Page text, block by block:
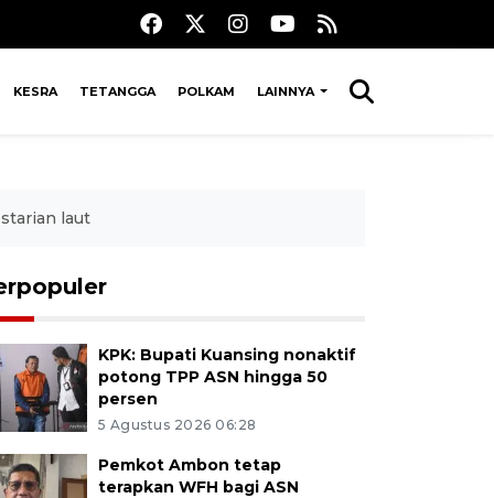
KESRA TETANGGA POLKAM LAINNYA
laut
KPK: Bupati Kuansing nonaktif
potong TPP ASN hingga 50
persen
5 Agustus 2026 06:28
Pemkot Ambon tetap
terapkan WFH bagi ASN